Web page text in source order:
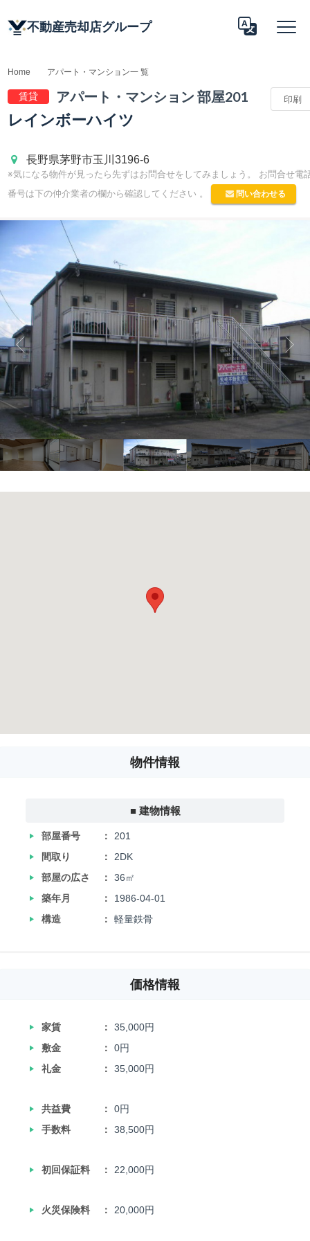
不動産売却店グループ
Translate
Home アパート・マンション一 覧
印刷
賃貸 アパート・マンション 部屋201
レインボーハイツ
長野県茅野市玉川3196-6
※気になる物件が見ったら先ずはお問合せをしてみましょう。 お問合せ電
番号は下の仲介業者の欄から確認してください 。
問い合わせる
物件情報
■ 建物情報
‣ 部屋番号
201
‣
間取り
2DK
‣
部屋の広さ
36㎡
‣
築年月
1986-04-01
‣
構造 軽量鉄骨
価格情報
‣ 家賃
35,000円
‣
敷金
0円
‣
礼金 35,000円
‣ 共益費
0円
‣
手数料 38,500円
‣ 初回保証料 22,000円
‣ 火災保険料 20,000円